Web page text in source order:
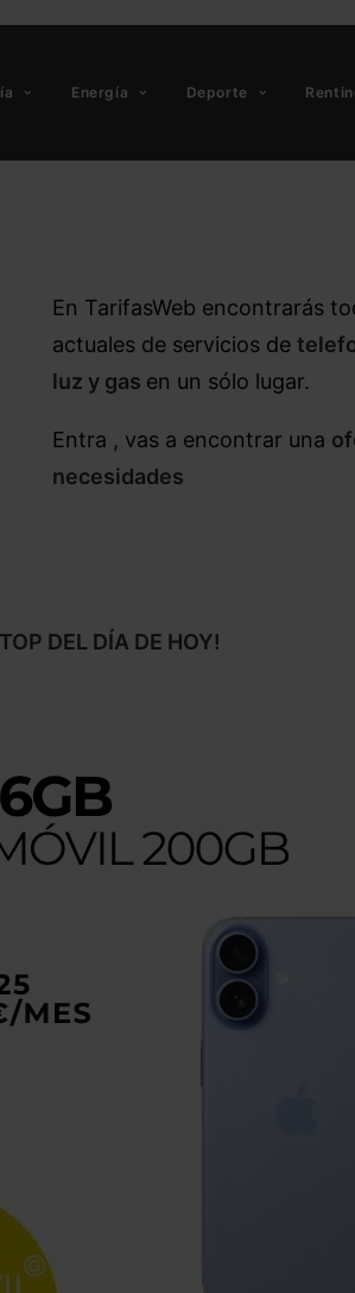
Energía Deporte
En TarifasWeb encontrarás
actuales de servicios de
luz y gas en un sólo lugar.
Entra , vas a encontrar una
necesidades
DEL DÍA DE HOY!